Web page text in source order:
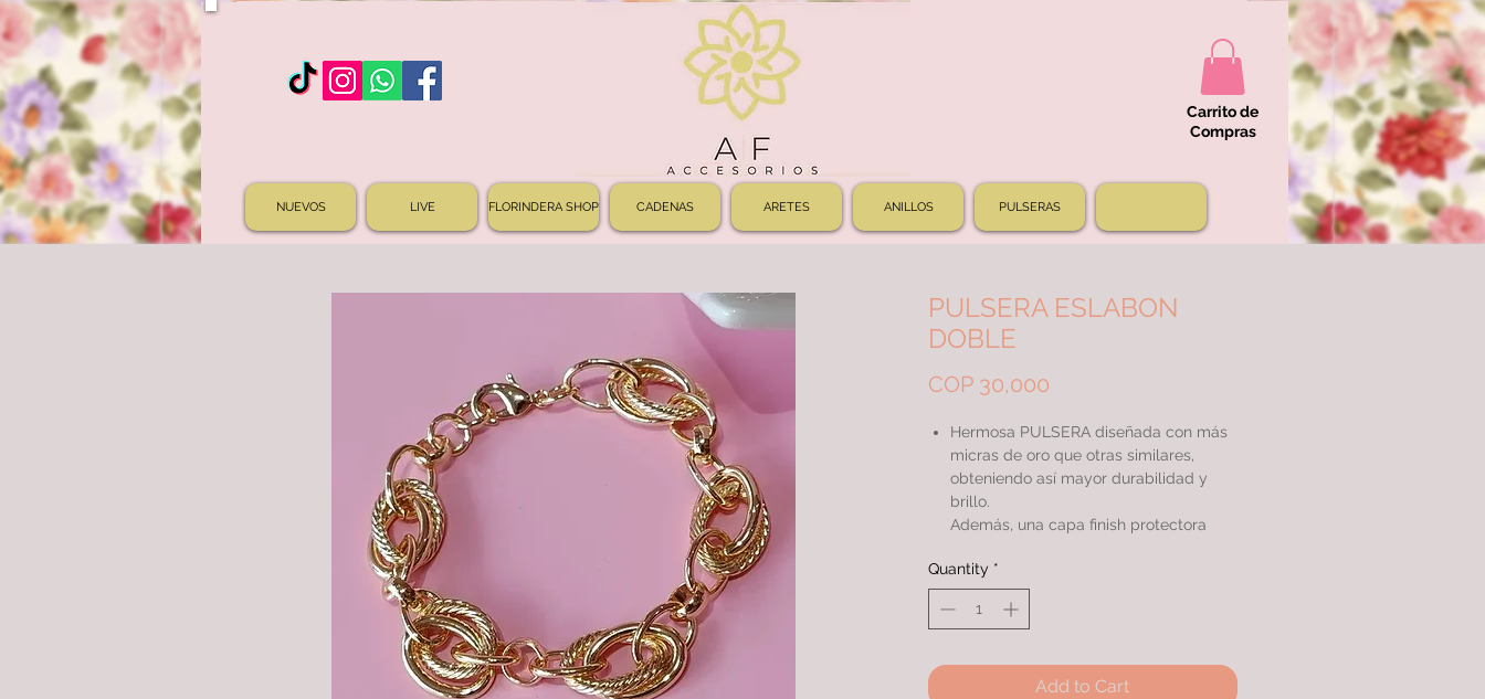
Carrito de
Compras
NUEVOS LIVE FLORINDERA SHOP CADENAS ARETES ANILLOS PULSERAS
PULSERA ESLABON
DOBLE
COP 30,000Price
Hermosa PULSERA diseñada con más
micras de oro que otras similares,
obteniendo así mayor durabilidad y
brillo.
Además, una capa finish protectora
comparación con otros productos
similares.
PULSERA con doble baño de oro 24k
una calidad excepcional.
Quantity *
Add to Cart